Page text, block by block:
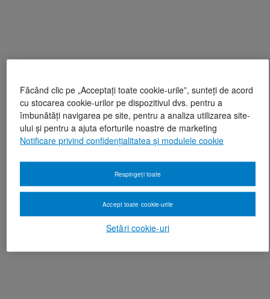
Făcând clic pe „Acceptați toate cookie-urile”, sunteți de acord
cu stocarea cookie-urilor pe dispozitivul dvs. pentru a
îmbunătăți navigarea pe site, pentru a analiza utilizarea site-
ului și pentru a ajuta eforturile noastre de marketing
Notificare privind confidențialitatea și modulele cookie
Setări cookie-uri
Respingeți toate
Accept toate cookie-urile